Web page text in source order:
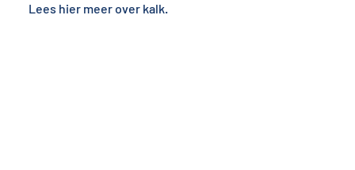
Lees hier meer over kalk.